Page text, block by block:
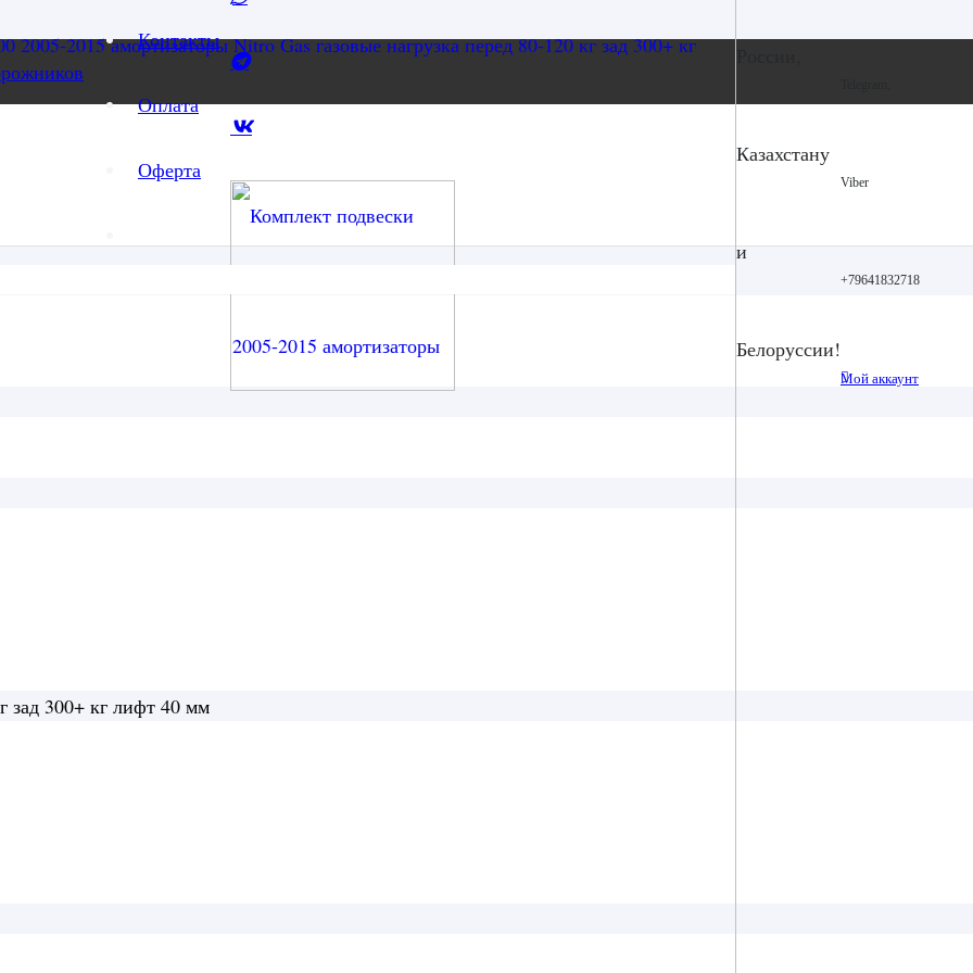
Контакты
Оплата
Оферта
Казахстану
и
Белоруссии!
Viber
+79641832718
Мой аккаунт
зад 300+ кг лифт 40 мм
L200 2005-2015
перед 80-120 кг зад
нагрузка 300 кг. Газовые амортизаторы